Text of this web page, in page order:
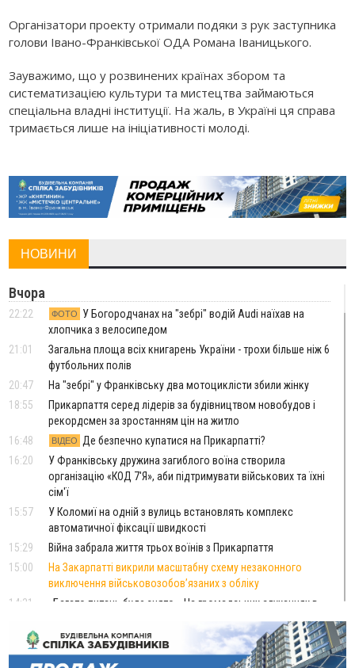
Організатори проекту отримали подяки з рук заступника
голови Івано-Франківської ОДА Романа Іваницького.
Зауважимо, що у розвинених країнах збором та
систематизацією культури та мистецтва займаються
спеціальна владні інституції. На жаль, в Україні ця справа
тримається лише на ініціативності молоді.
НОВИНИ
Вчора
22:22 ФОТО
У Богородчанах на "зебрі" водій Audi наїхав на
хлопчика з велосипедом
21:01
Загальна площа всіх книгарень України - трохи більше ніж 6
футбольних полів
20:47
На "зебрі" у Франківську два мотоциклісти збили жінку
18:55
Прикарпаття серед лідерів за будівництвом новобудов і
рекордсмен за зростанням цін на житло
16:48
ВІДЕО Де безпечно купатися на Прикарпатті?
16:20
У Франківську дружина загиблого воїна створила
організацію «КОД 7'Я», аби підтримувати військових та їхні
сім'ї
15:57
У Коломиї на одній з вулиць встановлять комплекс
автоматичної фіксації швидкості
15:29
Війна забрала життя трьох воїнів з Прикарпаття
15:00
На Закарпатті викрили масштабну схему незаконного
виключення військовозобов’язаних з обліку
14:31
«Багато питань буде знято». На громадських слуханнях в
Яремче обговорили, як вирішити питання джипінгу в
Карпатах
13:54
5 «тихих» хвороб, які виявляє профілактичне обстеження